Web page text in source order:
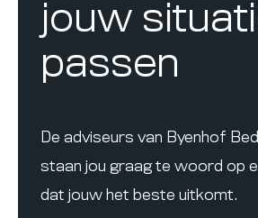
jouw
passen
De adviseurs van Byenhof
staan jou graag te woord op
dat jouw het beste uitkomt.